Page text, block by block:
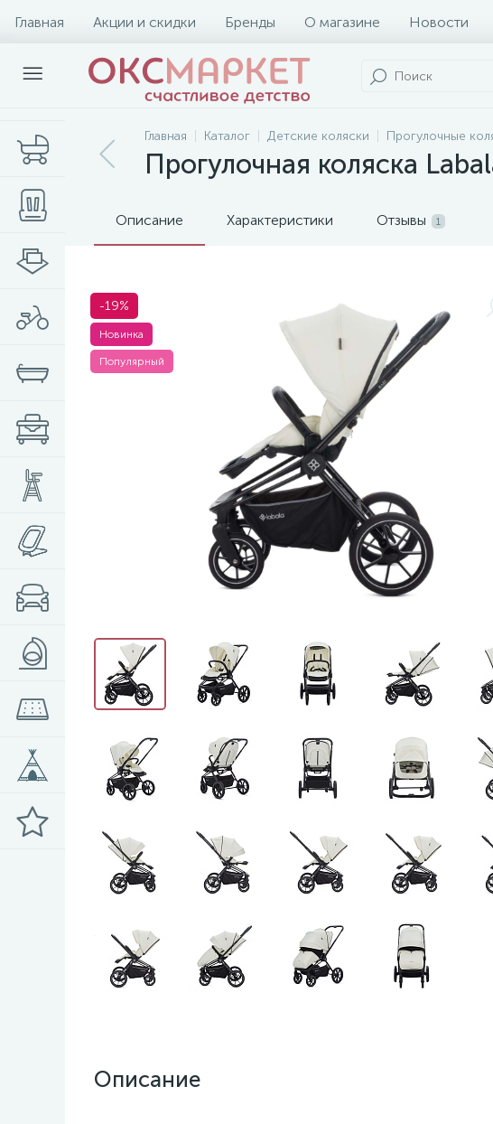
Главная Акции и скидки Бренды О магазине Новости
Главная Каталог Детские коляски Прогулочные
Прогулочная коляска
Описание Характеристики Отзывы 1
-19%
Новинка
Популярный
Описание